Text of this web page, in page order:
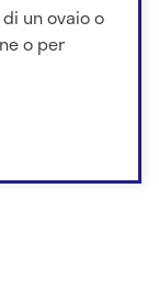
un ovaio o
o per